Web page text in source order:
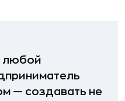
любой
— создавать не